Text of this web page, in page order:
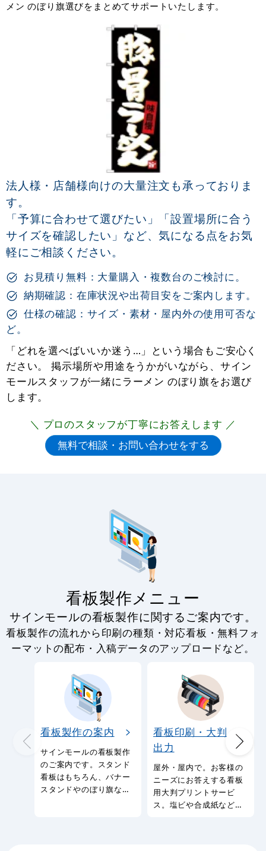
メン のぼり旗選びをまとめてサポートいたします。
法人様・店舗様向けの大量注文も承っておりま
す。
「予算に合わせて選びたい」「設置場所に合う
サイズを確認したい」など、気になる点をお気
軽にご相談ください。
お見積り無料：大量購入・複数台のご検討に。
納期確認：在庫状況や出荷目安をご案内します。
仕様の確認：サイズ・素材・屋内外の使用可否な
ど。
「どれを選べばいいか迷う…」という場合もご安心く
ださい。 掲示場所や用途をうかがいながら、サイン
モールスタッフが一緒にラーメン のぼり旗をお選び
します。
＼ プロのスタッフが丁寧にお答えします ／
看板製作メニュー
サインモールの看板製作に関するご案内です。
看板製作の流れから印刷の種類・対応看板・無料フォ
ーマットの配布・入稿データのアップロードなど。
看板製作の案内
サインモールの看板製作
のご案内です。スタンド
看板はもちろん、バナー
スタンドやのぼり旗など
看板印刷・大判
出力
屋外・屋内で。お客様の
ニーズにお答えする看板
用大判プリントサービ
ス。塩ビや合成紙など看